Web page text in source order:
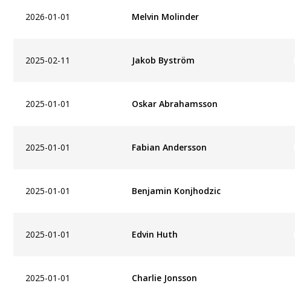
2026-01-01 Melvin Molinder
2025-02-11 Jakob Byström
2025-01-01 Oskar Abrahamsson
2025-01-01 Fabian Andersson
2025-01-01 Benjamin Konjhodzic
2025-01-01 Edvin Huth
2025-01-01 Charlie Jonsson